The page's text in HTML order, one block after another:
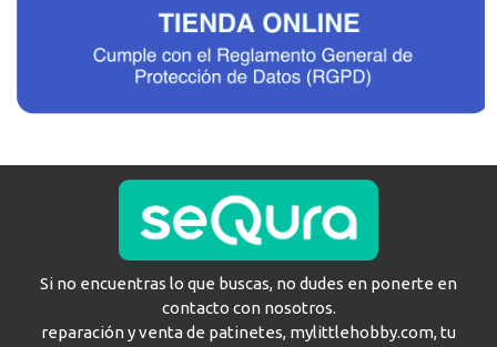
Si no encuentras lo que buscas, no dudes en ponerte en
contacto con nosotros.
reparación y venta de patinetes, mylittlehobby.com, tu